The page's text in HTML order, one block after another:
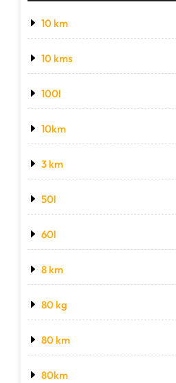
10 km
10 kms
100l
10km
3 km
50l
60l
8 km
80 kg
80 km
80km